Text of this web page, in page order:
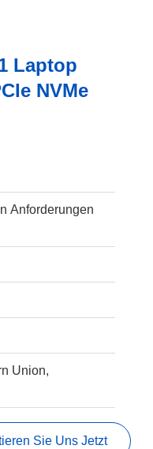
Laptop
NVMe
Anforderungen
Union,
Sie Uns Jetzt